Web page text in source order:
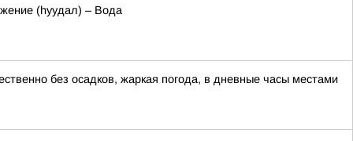
(hуудал) – Вода
без осадков, жаркая погода, в дневные часы местами